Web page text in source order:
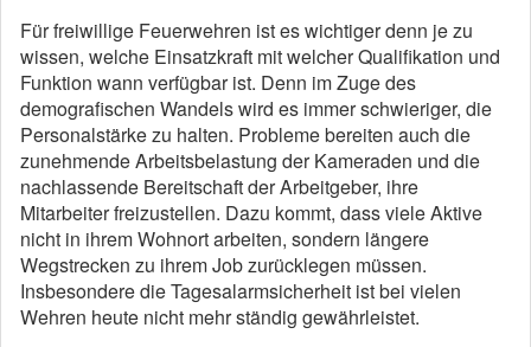
Für freiwillige Feuerwehren ist es wichtiger denn je zu
wissen, welche Einsatzkraft mit welcher Qualifikation und
Funktion wann verfügbar ist. Denn im Zuge des
demografischen Wandels wird es immer schwieriger, die
Personalstärke zu halten. Probleme bereiten auch die
zunehmende Arbeitsbelastung der Kameraden und die
nachlassende Bereitschaft der Arbeitgeber, ihre
Mitarbeiter freizustellen. Dazu kommt, dass viele Aktive
nicht in ihrem Wohnort arbeiten, sondern längere
Wegstrecken zu ihrem Job zurücklegen müssen.
Insbesondere die Tagesalarmsicherheit ist bei vielen
Wehren heute nicht mehr ständig gewährleistet.